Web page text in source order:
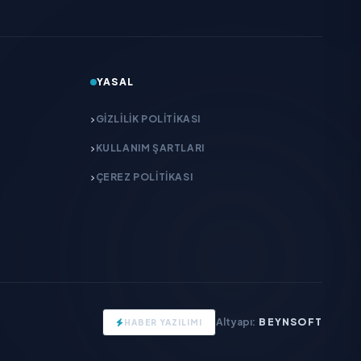
YASAL
GIZLILIK POLITIKASI
KULLANIM ŞARTLARI
ÇEREZ POLITIKASI
HABER YAZILIMI Altyapı: BEYNSOFT